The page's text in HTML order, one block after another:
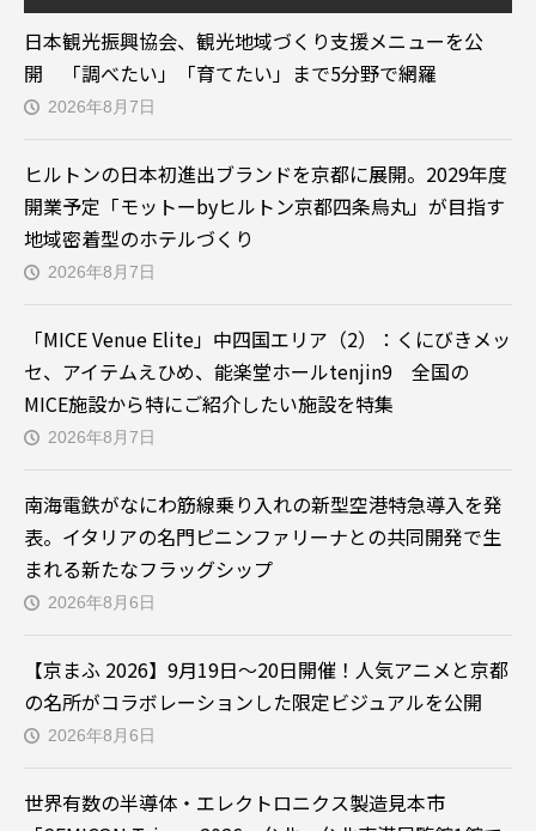
日本観光振興協会、観光地域づくり支援メニューを公
開 「調べたい」「育てたい」まで5分野で網羅
2026年8月7日
ヒルトンの日本初進出ブランドを京都に展開。2029年度
開業予定「モットーbyヒルトン京都四条烏丸」が目指す
地域密着型のホテルづくり
2026年8月7日
「MICE Venue Elite」中四国エリア（2）：くにびきメッ
セ、アイテムえひめ、能楽堂ホールtenjin9 全国の
MICE施設から特にご紹介したい施設を特集
2026年8月7日
南海電鉄がなにわ筋線乗り入れの新型空港特急導入を発
表。イタリアの名門ピニンファリーナとの共同開発で生
まれる新たなフラッグシップ
2026年8月6日
【京まふ 2026】9月19日～20日開催！人気アニメと京都
の名所がコラボレーションした限定ビジュアルを公開
2026年8月6日
世界有数の半導体・エレクトロニクス製造見本市